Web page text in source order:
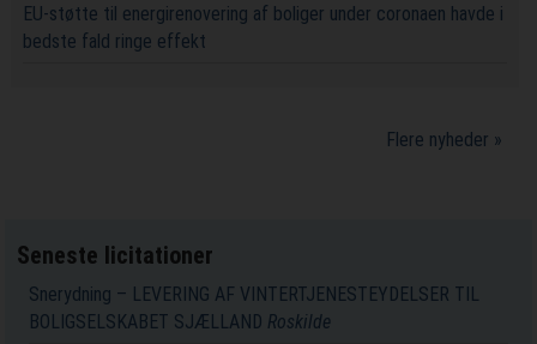
EU-støtte til energirenovering af boliger under coronaen havde i
bedste fald ringe effekt
Flere nyheder »
Seneste licitationer
Snerydning – LEVERING AF VINTERTJENESTEYDELSER TIL
BOLIGSELSKABET SJÆLLAND Roskilde